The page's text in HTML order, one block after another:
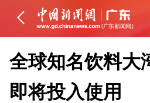
全球知名饮料大
即将投入使用